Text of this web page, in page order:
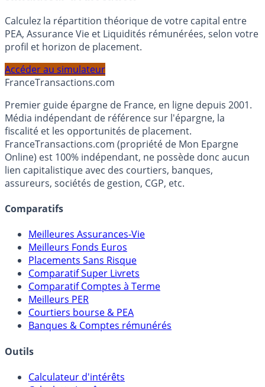
Simulateur d'Allocation
Calculez la répartition théorique de votre capital entre
PEA, Assurance Vie et Liquidités rémunérées, selon votre
profil et horizon de placement.
Accéder au simulateur
FranceTransactions.com
Premier guide épargne de France, en ligne depuis 2001.
Média indépendant de référence sur l'épargne, la
fiscalité et les opportunités de placement.
FranceTransactions.com (propriété de Mon Epargne
Online) est 100% indépendant, ne possède donc aucun
lien capitalistique avec des courtiers, banques,
Meilleures Assurances-Vie
Meilleurs Fonds Euros
Placements Sans Risque
Comparatif Super Livrets
Comparatif Comptes à Terme
Meilleurs PER
Courtiers bourse & PEA